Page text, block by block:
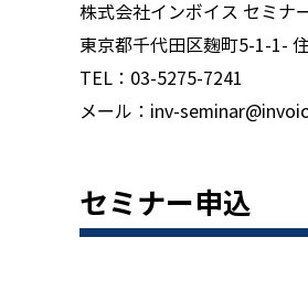
株式会社インボイス セミナ
東京都千代田区麹町5-1-1-
TEL：03-5275-7241
メール：inv-
セミナー申込